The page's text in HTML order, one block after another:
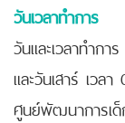
วันเวลาทำการ
วันและเวลาทำก
และวันเสาร์ เว
ศูนย์พัฒนาการเ